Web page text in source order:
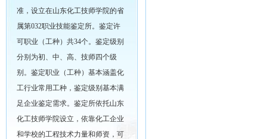
准，设立在山东化工技师学院的省
属第032职业技能鉴定所。鉴定许
可职业（工种）共34个。鉴定级别
分别为初、中、高、技师四个级
别。鉴定职业（工种）基本涵盖化
工行业常用工种，鉴定级别基本满
足企业鉴定需求。鉴定所依托山东
化工技师学院设立，依靠化工企业
和学校的工程技术力量和师资，可